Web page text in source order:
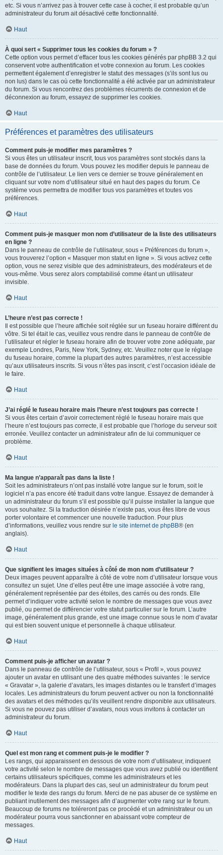
etc. Si vous n’arrivez pas à trouver cette case à cocher, il est probable qu’un
administrateur du forum ait désactivé cette fonctionnalité.
Haut
À quoi sert « Supprimer tous les cookies du forum » ?
Cette option vous permet d’effacer tous les cookies générés par phpBB 3.2 qui
conservent votre authentification et votre connexion au forum. Les cookies
permettent également d’enregistrer le statut des messages (s’ils sont lus ou
non lus) dans le cas où cette fonctionnalité a été activée par un administrateur
du forum. Si vous rencontrez des problèmes récurrents de connexion et de
déconnexion au forum, essayez de supprimer les cookies.
Haut
Préférences et paramètres des utilisateurs
Comment puis-je modifier mes paramètres ?
Si vous êtes un utilisateur inscrit, tous vos paramètres sont stockés dans la
base de données du forum. Vous pouvez les modifier depuis le panneau de
contrôle de l’utilisateur. Le lien vers ce dernier se trouve généralement en
cliquant sur votre nom d’utilisateur situé en haut des pages du forum. Ce
système vous permettra de modifier tous vos paramètres et toutes vos
préférences.
Haut
Comment puis-je masquer mon nom d’utilisateur de la liste des utilisateurs
en ligne ?
Dans le panneau de contrôle de l’utilisateur, sous « Préférences du forum »,
vous trouverez l’option « Masquer mon statut en ligne ». Si vous activez cette
option, vous ne serez visible que des administrateurs, des modérateurs et de
vous-même. Vous serez alors comptabilisé comme étant un utilisateur
invisible.
Haut
L’heure n’est pas correcte !
Il est possible que l’heure affichée soit réglée sur un fuseau horaire différent du
vôtre. Si tel était le cas, veuillez vous rendre dans le panneau de contrôle de
l’utilisateur et régler le fuseau horaire afin de trouver votre zone adéquate, par
exemple Londres, Paris, New York, Sydney, etc. Veuillez noter que le réglage
du fuseau horaire, comme la plupart des autres paramètres, n’est accessible
qu’aux utilisateurs inscrits. Si vous n’êtes pas inscrit, c’est l’occasion idéale de
le faire.
Haut
J’ai réglé le fuseau horaire mais l’heure n’est toujours pas correcte !
Si vous êtes certain d’avoir correctement réglé le fuseau horaire mais que
l’heure n’est toujours pas correcte, il est probable que l’horloge du serveur soit
erronée. Veuillez contacter un administrateur afin de lui communiquer ce
problème.
Haut
Ma langue n’apparaît pas dans la liste !
Soit les administrateurs n’ont pas installé votre langue sur le forum, soit le
logiciel n’a pas encore été traduit dans votre langue. Essayez de demander à
un administrateur du forum s’il est possible qu’il puisse installer la langue que
vous souhaitez. Si la traduction désirée n’existe pas, vous êtes libre de vous
porter volontaire et commencer une nouvelle traduction. Pour plus
d’informations, veuillez vous rendre sur le site internet de phpBB® (en
anglais).
Haut
Que signifient les images situées à côté de mon nom d’utilisateur ?
Deux images peuvent apparaître à côté de votre nom d’utilisateur lorsque vous
consultez un sujet. Une d’elles peut être une image associée à votre rang,
généralement représentée par des étoiles, des carrés ou des ronds. Elle
permet d’indiquer votre activité selon le nombre de messages que vous avez
publié, ou permet de différencier votre statut particulier sur le forum. L’autre
image, généralement plus grande, est une image connue sous le nom d’avatar
qui est bien souvent unique et personnelle à chaque utilisateur.
Haut
Comment puis-je afficher un avatar ?
Dans le panneau de contrôle de l’utilisateur, sous « Profil », vous pouvez
ajouter un avatar en utilisant une des quatre méthodes suivantes : le service
« Gravatar », la galerie d’avatars, les images distantes ou le transfert d’images
locales. Les administrateurs du forum peuvent activer ou non la fonctionnalité
des avatars et des méthodes qu’ils veuillent rendre disponible aux utilisateurs.
Si vous ne pouvez pas utiliser d’avatars, nous vous invitons à contacter un
administrateur du forum.
Haut
Quel est mon rang et comment puis-je le modifier ?
Les rangs, qui apparaissent en dessous de votre nom d’utilisateur, indiquent
votre activité selon le nombre de messages que vous avez publié ou identifient
certains utilisateurs spécifiques, comme les administrateurs et les
modérateurs. Dans la plupart des cas, seul un administrateur du forum peut
modifier le texte des rangs du forum. Merci de ne pas abuser de ce système en
publiant inutilement des messages afin d’augmenter votre rang sur le forum.
Beaucoup de forums ne toléreront pas ce procédé et un administrateur ou un
modérateur pourra vous sanctionner en abaissant votre compteur de
messages.
Haut